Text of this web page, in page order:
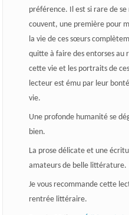
préférence. Il est si rare de
couvent, une première pour
la vie de ces sœurs
quitte à faire des entorses au
cette vie et les portraits de
lecteur est ému par leur
vie.
Une profonde humanité se
bien.
La prose délicate et une
amateurs de belle littérature.
Je vous recommande cette
rentrée littéraire.